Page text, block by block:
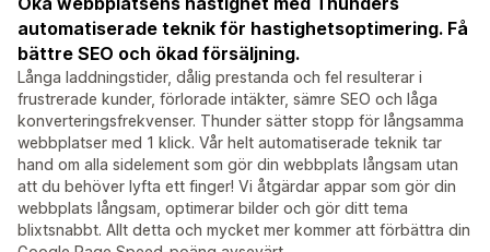
automatiserade teknik för hastighetsoptimering. Få
bättre SEO och ökad försäljning.
Långa laddningstider, dålig prestanda och fel resulterar i
frustrerade kunder, förlorade intäkter, sämre SEO och låga
konverteringsfrekvenser. Thunder sätter stopp för långsamma
webbplatser med 1 klick. Vår helt automatiserade teknik tar
hand om alla sidelement som gör din webbplats långsam utan
att du behöver lyfta ett finger! Vi åtgärdar appar som gör din
webbplats långsam, optimerar bilder och gör ditt tema
blixtsnabbt. Allt detta och mycket mer kommer att förbättra din